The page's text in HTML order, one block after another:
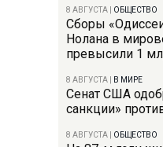
8 АВГУСТА ОБЩЕСТВО
Сборы
Нолана в
превысили 1
8 АВГУСТА В МИРЕ
Сенат США
санкции»
8 АВГУСТА ОБЩЕСТВО